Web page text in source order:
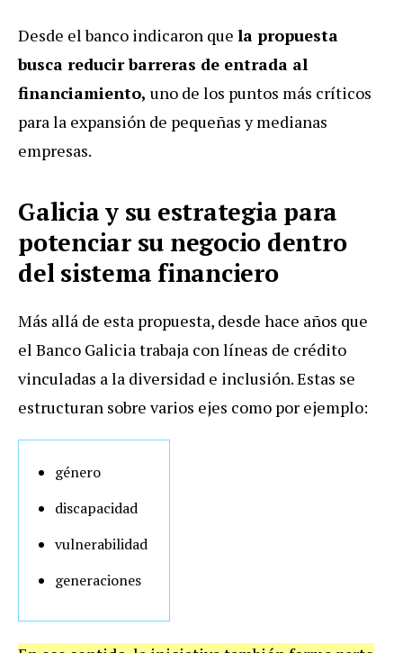
Desde el banco indicaron que la propuesta
busca reducir barreras de entrada al
financiamiento, uno de los puntos más críticos
para la expansión de pequeñas y medianas
empresas.
Galicia y su estrategia para
potenciar su negocio dentro
del sistema financiero
Más allá de esta propuesta, desde hace años que
el Banco Galicia trabaja con líneas de crédito
vinculadas a la diversidad e inclusión. Estas se
estructuran sobre varios ejes como por ejemplo:
género
discapacidad
vulnerabilidad
generaciones